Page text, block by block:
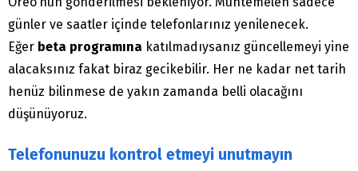
günler ve saatler içinde telefonlarınız yenilenecek.
Eğer beta programına katılmadıysanız güncellemeyi yine
alacaksınız fakat biraz gecikebilir. Her ne kadar net tarih
henüz bilinmese de yakın zamanda belli olacağını
düşünüyoruz.
Telefonunuzu kontrol etmeyi unutmayın